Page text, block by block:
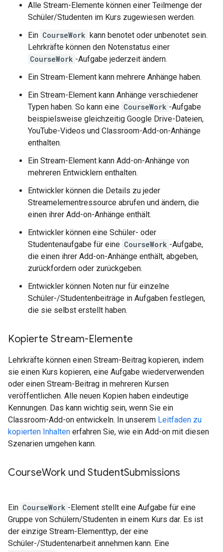
Alle Stream-Elemente können einer Teilmenge der
Schüler/Studenten im Kurs zugewiesen werden.
Ein CourseWork kann benotet oder unbenotet sein.
Lehrkräfte können den Notenstatus einer
CourseWork -Aufgabe jederzeit ändern.
Ein Stream-Element kann mehrere Anhänge haben.
Ein Stream-Element kann Anhänge verschiedener
Typen haben. So kann eine CourseWork -Aufgabe
beispielsweise gleichzeitig Google Drive-Dateien,
YouTube-Videos und Classroom-Add-on-Anhänge
enthalten.
Ein Stream-Element kann Add-on-Anhänge von
mehreren Entwicklern enthalten.
Entwickler können die Details zu jeder
Streamelementressource abrufen und ändern, die
einen ihrer Add-on-Anhänge enthält.
Entwickler können eine Schüler- oder
Studentenaufgabe für eine CourseWork -Aufgabe,
die einen ihrer Add-on-Anhänge enthält, abgeben,
zurückfordern oder zurückgeben.
Entwickler können Noten nur für einzelne
Schüler-/Studentenbeiträge in Aufgaben festlegen,
die sie selbst erstellt haben.
Kopierte Stream-Elemente
Lehrkräfte können einen Stream-Beitrag kopieren, indem
sie einen Kurs kopieren, eine Aufgabe wiederverwenden
oder einen Stream-Beitrag in mehreren Kursen
veröffentlichen. Alle neuen Kopien haben eindeutige
Kennungen. Das kann wichtig sein, wenn Sie ein
Classroom-Add-on entwickeln. In unserem Leitfaden zu
kopierten Inhalten erfahren Sie, wie ein Add-on mit diesen
Szenarien umgehen kann.
CourseWork und StudentSubmissions
Ein CourseWork -Element stellt eine Aufgabe für eine
Gruppe von Schülern/Studenten in einem Kurs dar. Es ist
der einzige Stream-Elementtyp, der eine
Schüler-/Studentenarbeit annehmen kann. Eine